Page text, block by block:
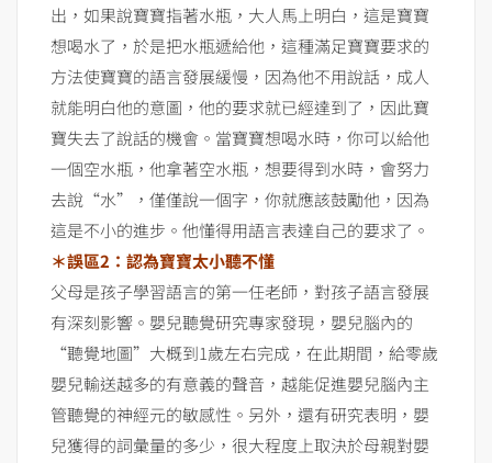
出，如果說寶寶指著水瓶，大人馬上明白，這是寶寶
想喝水了，於是把水瓶遞給他，這種滿足寶寶要求的
方法使寶寶的語言發展緩慢，因為他不用說話，成人
就能明白他的意圖，他的要求就已經達到了，因此寶
寶失去了說話的機會。當寶寶想喝水時，你可以給他
一個空水瓶，他拿著空水瓶，想要得到水時，會努力
去說“水”，僅僅說一個字，你就應該鼓勵他，因為
這是不小的進步。他懂得用語言表達自己的要求了。
＊誤區2：認為寶寶太小聽不懂
父母是孩子學習語言的第一任老師，對孩子語言發展
有深刻影響。嬰兒聽覺研究專家發現，嬰兒腦內的
“聽覺地圖”大概到1歲左右完成，在此期間，給零歲
嬰兒輸送越多的有意義的聲音，越能促進嬰兒腦內主
管聽覺的神經元的敏感性。另外，還有研究表明，嬰
兒獲得的詞彙量的多少，很大程度上取決於母親對嬰